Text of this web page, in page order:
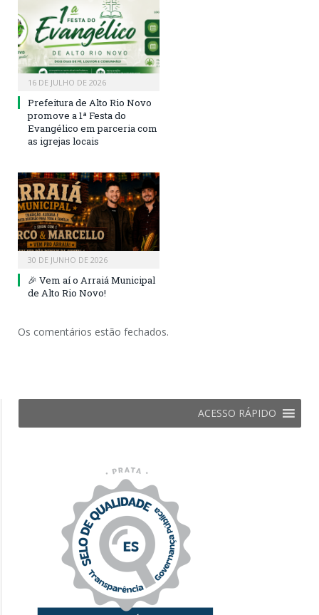
16 DE JULHO DE 2026
Prefeitura de Alto Rio Novo
promove a 1ª Festa do
Evangélico em parceria com
as igrejas locais
30 DE JUNHO DE 2026
🎉 Vem aí o Arraiá Municipal
de Alto Rio Novo!
Os comentários estão fechados.
ACESSO RÁPIDO